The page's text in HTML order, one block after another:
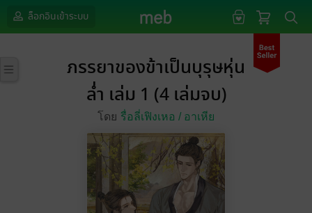
ล็อกอินเข้าระบบ
ภรรยาของข้าเป็นบุรุษหุ่น
ล่ำ เล่ม 1 (4 เล่มจบ)
โดย รื่อลี่เฟิงเหอ / อาเหีย